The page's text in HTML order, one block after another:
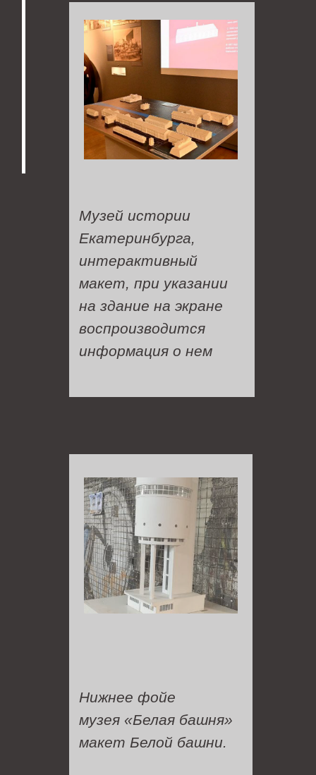
фонтан, который так же
является уменьшенной
копией фонтана в жилом
комплексе
«Дворянское гнездо» 1930-
1932 гг. застройки